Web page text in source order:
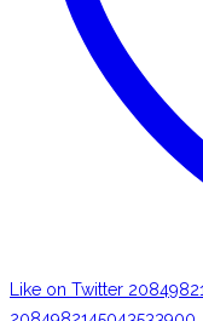
Like on Twitter